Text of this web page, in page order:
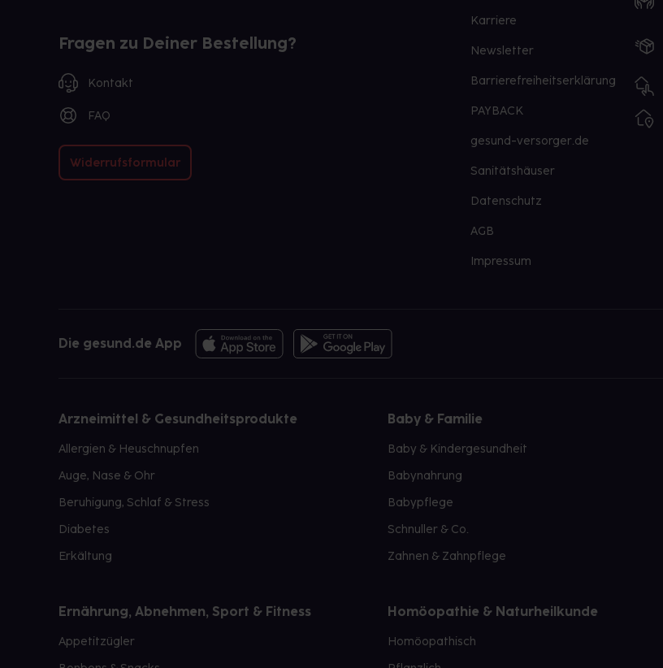
Fragen zu Deiner Bestellung?
Kontakt
FAQ
Widerrufsformular
Karriere
Newsletter
Barrierefreiheitserklärung
PAYBACK
gesund-versorger.de
Sanitätshäuser
Datenschutz
AGB
Impressum
Die gesund.de App
Arzneimittel & Gesundheitsprodukte
Allergien & Heuschnupfen
Auge, Nase & Ohr
Beruhigung, Schlaf & Stress
Diabetes
Erkältung
Baby & Familie
Baby & Kindergesundheit
Babynahrung
Babypflege
Schnuller & Co.
Zahnen & Zahnpflege
Ernährung, Abnehmen, Sport & Fitness
Appetitzügler
Homöopathie & Naturheilkunde
Homöopathisch